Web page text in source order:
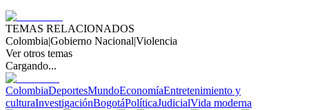
TEMAS RELACIONADOS
Colombia|Gobierno Nacional|Violencia
Ver otros temas
Cargando...
ColombiaDeportesMundoEconomíaEntretenimiento y
culturaInvestigaciónBogotáPolíticaJudicialVida moderna